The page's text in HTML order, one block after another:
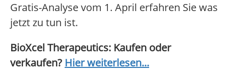
Gratis-Analyse vom 1. April erfahren Sie was
jetzt zu tun ist.
BioXcel Therapeutics: Kaufen oder
verkaufen? Hier weiterlesen...